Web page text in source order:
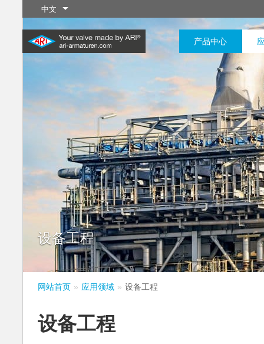
中文
产品中心
最新产品
了解更多
控制
了解更多
截断
了解更多
工业制程
20,000种产品可灵活应用于工
业应用系统
了解更多
化学工程
200,000种型号可应用于化学
工程领域，产品解决方案可满
足您个性化的定制需求
了解更多
设备工程
网站首页 应用领域 设备工程
设备工程